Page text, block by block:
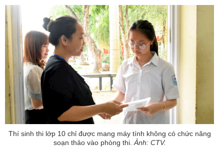
Thí sinh thi lớp 10 chỉ được mang máy tính không có chức năng
soạn thảo vào phòng thi.Ảnh: CTV.